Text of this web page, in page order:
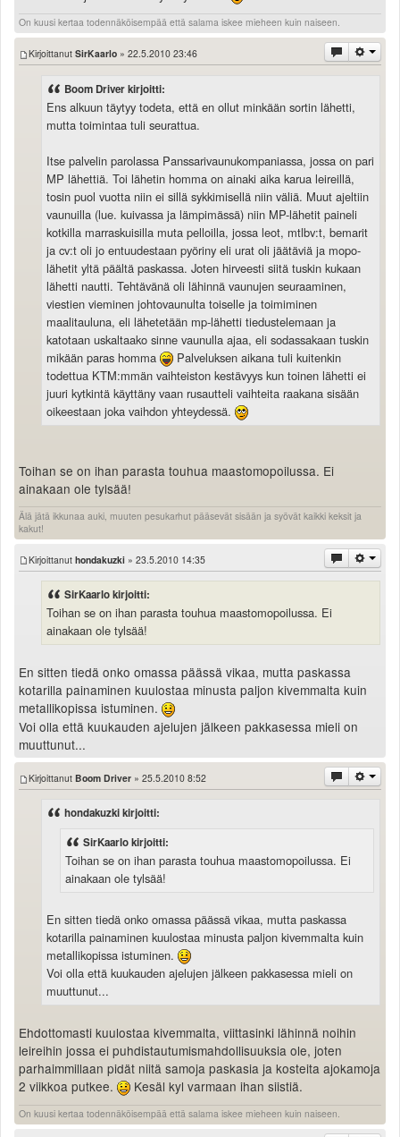
On kuusi kertaa todennäköisempää että salama iskee mieheen kuin naiseen.
Kirjoittanut SirKaarlo » 22.5.2010 23:46
Boom Driver kirjoitti:
Ens alkuun täytyy todeta, että en ollut minkään sortin lähetti,
mutta toimintaa tuli seurattua.
Itse palvelin parolassa Panssarivaunukompaniassa, jossa on pari
MP lähettiä. Toi lähetin homma on ainaki aika karua leireillä,
tosin puol vuotta niin ei sillä sykkimisellä niin väliä. Muut ajeltiin
vaunuilla (lue. kuivassa ja lämpimässä) niin MP-lähetit paineli
kotkilla marraskuisilla muta pelloilla, jossa leot, mtlbv:t, bemarit
ja cv:t oli jo entuudestaan pyöriny eli urat oli jäätäviä ja mopo-
lähetit yltä päältä paskassa. Joten hirveesti siitä tuskin kukaan
lähetti nautti. Tehtävänä oli lähinnä vaunujen seuraaminen,
viestien vieminen johtovaunulta toiselle ja toimiminen
maalitauluna, eli lähetetään mp-lähetti tiedustelemaan ja
katotaan uskaltaako sinne vaunulla ajaa, eli sodassakaan tuskin
mikään paras homma
Palveluksen aikana tuli kuitenkin
todettua KTM:mmän vaihteiston kestävyys kun toinen lähetti ei
juuri kytkintä käyttäny vaan rusautteli vaihteita raakana sisään
oikeestaan joka vaihdon yhteydessä.
Toihan se on ihan parasta touhua maastomopoilussa. Ei
ainakaan ole tylsää!
Älä jätä ikkunaa auki, muuten pesukarhut pääsevät sisään ja syövät kaikki keksit ja
kakut!
Kirjoittanut hondakuzki » 23.5.2010 14:35
SirKaarlo kirjoitti:
Toihan se on ihan parasta touhua maastomopoilussa. Ei
ainakaan ole tylsää!
En sitten tiedä onko omassa päässä vikaa, mutta paskassa
kotarilla painaminen kuulostaa minusta paljon kivemmalta kuin
metallikopissa istuminen.
Voi olla että kuukauden ajelujen jälkeen pakkasessa mieli on
muuttunut...
Kirjoittanut Boom Driver » 25.5.2010 8:52
hondakuzki kirjoitti:
SirKaarlo kirjoitti:
Toihan se on ihan parasta touhua maastomopoilussa. Ei
ainakaan ole tylsää!
En sitten tiedä onko omassa päässä vikaa, mutta paskassa
kotarilla painaminen kuulostaa minusta paljon kivemmalta kuin
metallikopissa istuminen.
Voi olla että kuukauden ajelujen jälkeen pakkasessa mieli on
muuttunut...
Ehdottomasti kuulostaa kivemmalta, viittasinki lähinnä noihin
leireihin jossa ei puhdistautumismahdollisuuksia ole, joten
parhaimmillaan pidät niitä samoja paskasia ja kosteita ajokamoja
2 viikkoa putkee.
Kesäl kyl varmaan ihan siistiä.
On kuusi kertaa todennäköisempää että salama iskee mieheen kuin naiseen.